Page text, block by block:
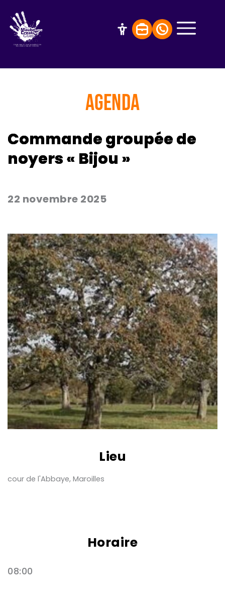
AGENDA
Commande groupée de
noyers « Bijou »
22 novembre 2025
Lieu
cour de l'Abbaye, Maroilles
Horaire
08:00